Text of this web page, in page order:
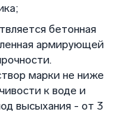
бетонная
армирующей
марки не ниже
к воде и
высыхания - от 3